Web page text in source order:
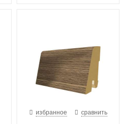
избранное сравнить